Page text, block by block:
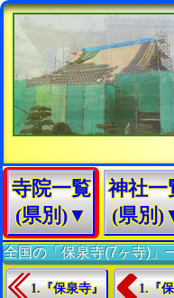
寺院一覧
(県別)▼
神社一
(県別
全国の「保泉寺(7ヶ寺)」
1.『保泉寺』 1.『